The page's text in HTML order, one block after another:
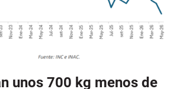
unos 700 kg menos de